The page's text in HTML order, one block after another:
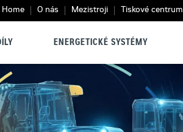
Home O nás Mezistroji Tiskové centrum
ENERGETICKÉ SYSTÉMY